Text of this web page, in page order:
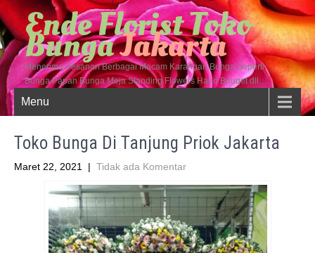
Ende Florist Toko
BungaJakarta
Menerima Pesanan Berbagai Macam Karangan Bunga Seperti
Bunga Papan Bunga Meja Standing Flowers Hand Bouqet dll…
Menu
Toko Bunga Di Tanjung Priok Jakarta
Maret 22, 2021 | Tidak ada Komentar